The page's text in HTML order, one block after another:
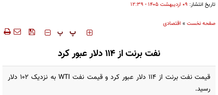
تاریخ انتشار: ۰۹ ارديبهشت ۱۴۰۵ - ۱۲:۳۹
صفحه نخست » اقتصادی
‍‍‍ پ پ
نفت برنت از ۱۱۴ دلار عبور کرد
قیمت نفت برنت از ۱۱۴ دلار عبور کرد و قیمت نفت WTI به نزدیک ۱۰۲ دلار
رسید.